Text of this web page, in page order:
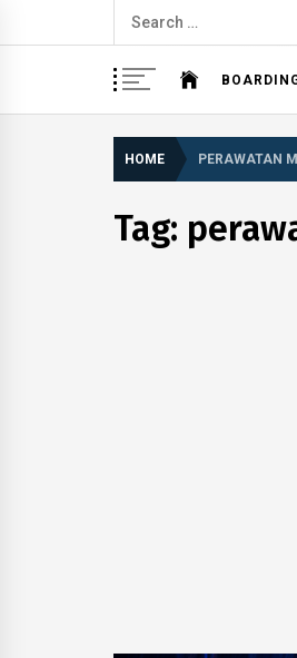
to
Search
for:
HOME PERAWATAN
Tag: